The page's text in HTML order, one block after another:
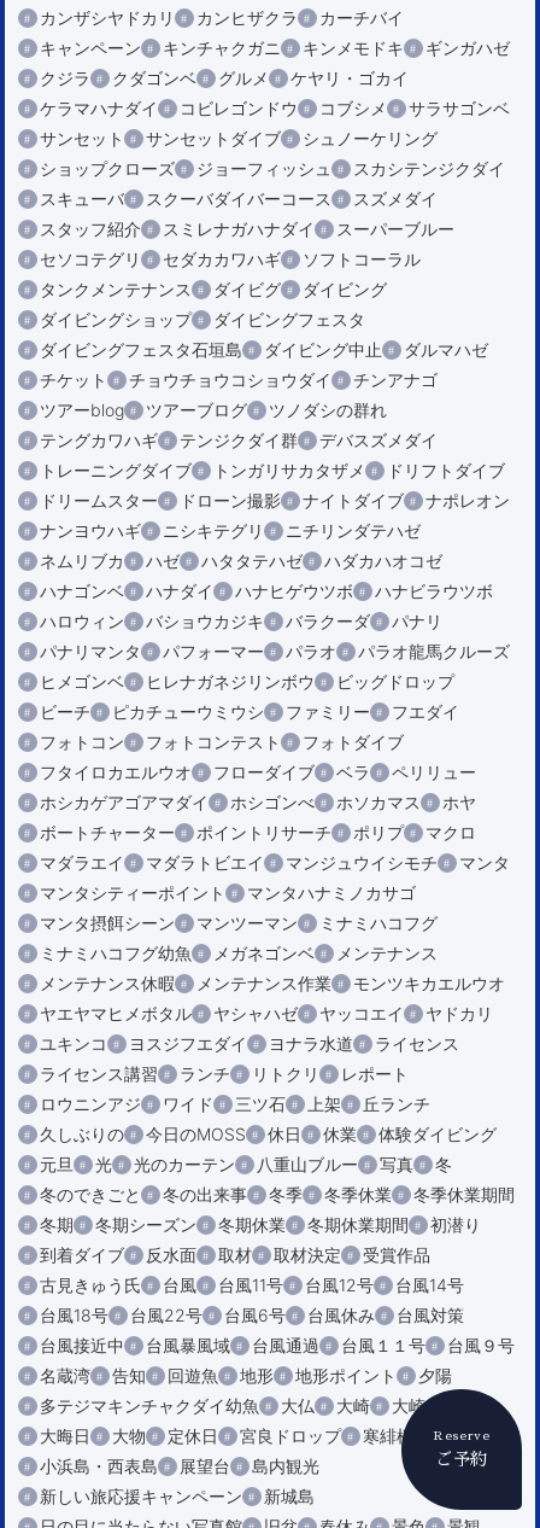
Reserve
ご予約
カンザシヤドカリ
カンヒザクラ
カーチバイ
キャンペーン
キンチャクガニ キンメモドキ
ギンガハゼ
クジラ
クダゴンベ グルメ
ケヤリ・ゴカイ
ケラマハナダイ
コビレゴンドウ コブシメ
サラサゴンベ
サンセット
サンセットダイブ
シュノーケリング
ショップクローズ
ジョーフィッシュ
スカシテンジクダイ
スキューバ
スクーバダイバーコース
スズメダイ
スタッフ紹介
スミレナガハナダイ
スーパーブルー
セソコテグリ
セダカカワハギ
ソフトコーラル
タンクメンテナンス
ダイビグ
ダイビング
ダイビングショップ
ダイビングフェスタ
ダイビングフェスタ石垣島
ダイビング中止
ダルマハゼ
チケット
チョウチョウコショウダイ
チンアナゴ
ツアーblog
ツアーブログ
ツノダシの群れ
テングカワハギ
テンジクダイ群
デバスズメダイ
トレーニングダイブ
トンガリサカタザメ
ドリフトダイブ
ドリームスター
ドローン撮影 ナイトダイブ
ナポレオン
ナンヨウハギ
ニシキテグリ
ニチリンダテハゼ
ネムリブカ
ハゼ ハタタテハゼ
ハダカハオコゼ
ハナゴンベ
ハナダイ ハナヒゲウツボ
ハナビラウツボ
ハロウィン
バショウカジキ バラクーダ
パナリ
パナリマンタ
パフォーマー パラオ
パラオ龍馬クルーズ
ヒメゴンベ
ヒレナガネジリンボウ
ビッグドロップ
ビーチ
ピカチューウミウシ ファミリー
フエダイ
フォトコン
フォトコンテスト
フォトダイブ
フタイロカエルウオ
フローダイブ ベラ
ペリリュー
ホシカゲアゴアマダイ
ホシゴンべ ホソカマス
ホヤ
ボートチャーター
ポイントリサーチ ポリプ
マクロ
マダラエイ
マダラトビエイ マンジュウイシモチ
マンタ
マンタシティーポイント
マンタハナミノカサゴ
マンタ摂餌シーン
マンツーマン
ミナミハコフグ
ミナミハコフグ幼魚
メガネゴンベ
メンテナンス
メンテナンス休暇
メンテナンス作業
モンツキカエルウオ
ヤエヤマヒメボタル
ヤシャハゼ ヤッコエイ
ヤドカリ
ユキンコ
ヨスジフエダイ ヨナラ水道
ライセンス
ライセンス講習
ランチ リトクリ
レポート
ロウニンアジ
ワイド 三ツ石 上架
丘ランチ
久しぶりの
今日のMOSS 休日 休業
体験ダイビング
元旦
光 光のカーテン 八重山ブルー 写真
冬
冬のできごと
冬の出来事 冬季 冬季休業
冬季休業期間
冬期
冬期シーズン 冬期休業 冬期休業期間
初潜り
到着ダイブ
反水面 取材 取材決定
受賞作品
古見きゅう氏
台風 台風11号 台風12号
台風14号
台風18号
台風22号 台風6号 台風休み
台風対策
台風接近中
台風暴風域 台風通過 台風１１号
台風９号
名蔵湾
告知 回遊魚 地形 地形ポイント
夕陽
多テジマキンチャクダイ幼魚
大仏 大崎
大崎エリア
大晦日
大物 定休日 宮良ドロップ
寒緋桜
小浜島・西表島
展望台
島内観光
新しい旅応援キャンペーン
新城島